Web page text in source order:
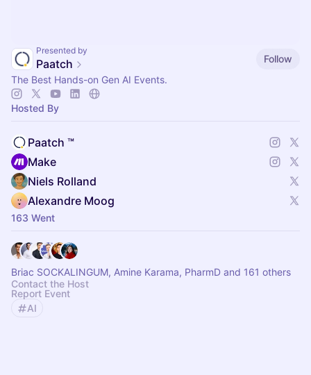
Presented by
Paatch
Follow
The Best Hands-on Gen AI Events.
Hosted By
Paatch ™
Make
Niels Rolland
Alexandre Moog
163 Went
Briac SOCKALINGUM, Amine Karama, PharmD and 161 others
Contact the Host
Report Event
AI